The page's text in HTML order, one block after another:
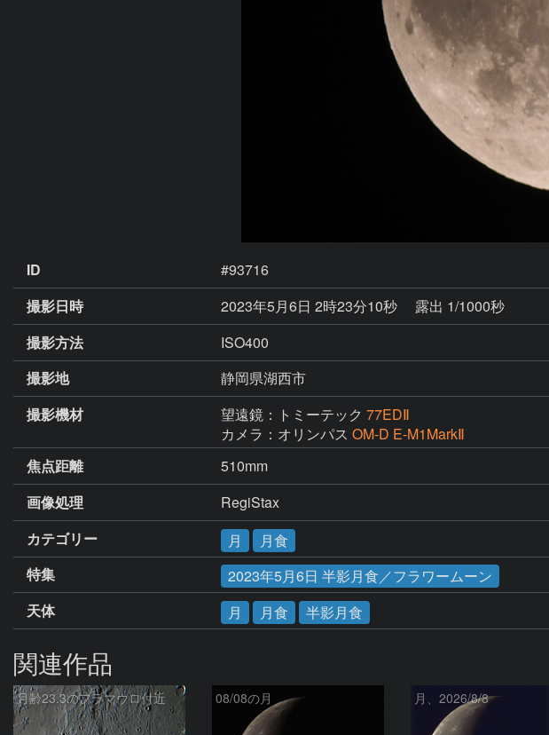
ID
#93716
撮影日時
2023年5月6日 2時23分10秒
露出 1/1000秒
撮影方法
ISO400
撮影地
静岡県湖西市
撮影機材
望遠鏡：トミーテック 77EDⅡ
カメラ：オリンパス OM-D E-M1MarkⅡ
焦点距離
510mm
画像処理
RegiStax
カテゴリー
月
月食
特集
2023年5月6日 半影月食／フラワームーン
天体
月 月食 半影月食
関連作品
月齢23.3のフラマウロ付近 08/08の月 月、2026/8/8